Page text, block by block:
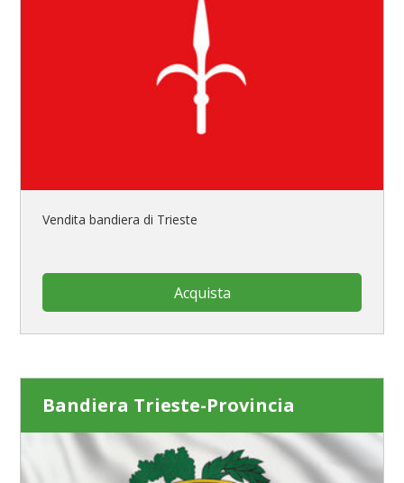
Vendita bandiera di Trieste
Acquista
Bandiera Trieste-Provincia